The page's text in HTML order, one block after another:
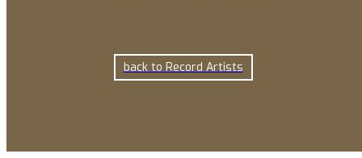
back to Record Artists